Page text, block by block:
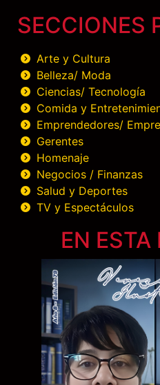
SECCIONES
Arte y Cultura
Belleza/ Moda
Ciencias/ Tecnología
Comida y
Emprendedores/
Gerentes
Homenaje
Negocios / Finanzas
Salud y Deportes
TV y Espectáculos
EN ESTA